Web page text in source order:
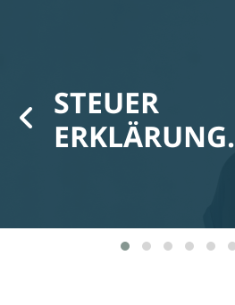
STEUER
ERKLÄRUNG.